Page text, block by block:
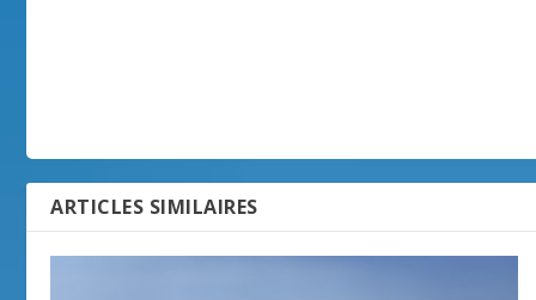
ARTICLES SIMILAIRES